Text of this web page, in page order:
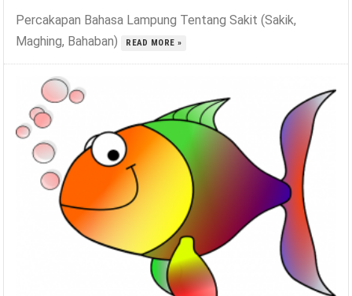
Percakapan Bahasa Lampung Tentang Sakit (Sakik,
Maghing, Bahaban)
READ MORE »